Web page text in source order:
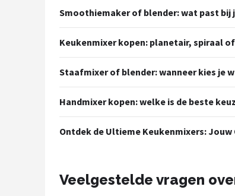
Smoothiemaker of blender: wat past bij
Keukenmixer kopen: planetair, spiraal
Staafmixer of blender: wanneer kies je
Handmixer kopen: welke is de beste
Ontdek de Ultieme Keukenmixers:
Veelgestelde vragen